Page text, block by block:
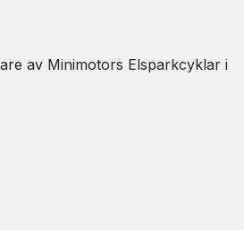
av Minimotors Elsparkcyklar i